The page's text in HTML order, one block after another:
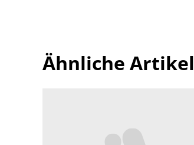
Ähnliche Artikel